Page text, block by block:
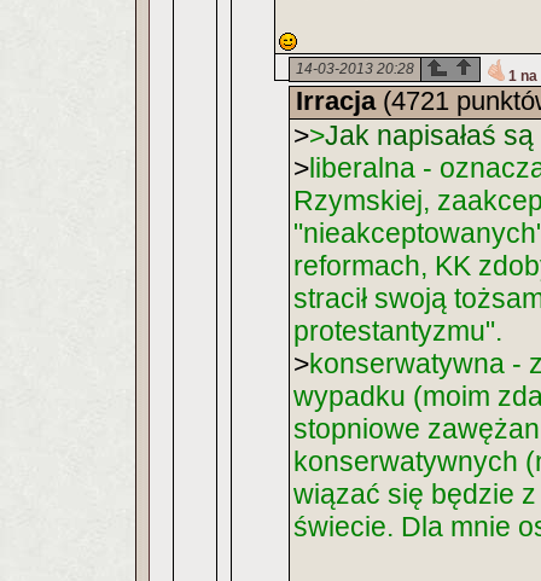
14-03-2013 20:28 1 na
Irracja(4721
>>Jak napisałaś
>liberalna -
Rzymskiej,
reformach, KK
stracił swoją
protestantyzmu".
>konserwatywna -
wypadku (moim
stopniowe
konserwatywnych
wiązać się będzie
świecie. Dla mnie